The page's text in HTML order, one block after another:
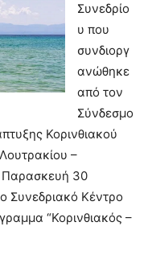
Συνεδρίο
υ που
συνδιοργ
ανώθηκε
από τον
Σύνδεσμο
Κορινθιακού
–
30
Συνεδριακό Κέντρο
“Κορινθιακός –